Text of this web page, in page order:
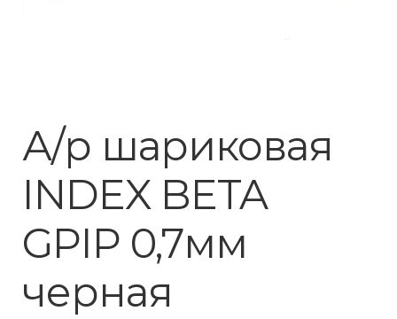
А/р шариковая
INDEX BETA
GPIP 0,7мм
черная